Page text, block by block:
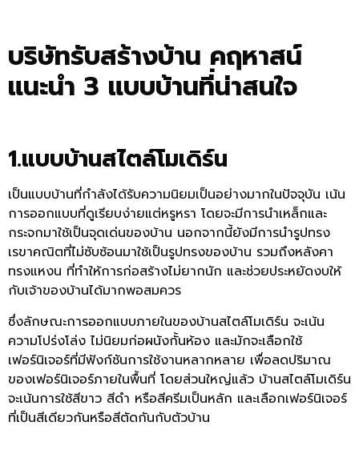
บริษัทรับสร้างบ้าน คฤหาสน์
แนะนำ 3 แบบบ้านที่น่าสนใจ
1.แบบบ้านสไตล์โมเดิร์น
เป็นแบบบ้านที่กำลังได้รับความนิยมเป็นอย่างมากในปัจจุบัน เน้น
การออกแบบที่ดูเรียบง่ายแต่หรูหรา โดยจะมีการนำเหล็กและ
กระจกมาใช้เป็นจุดเด่นของบ้าน นอกจากนี้ยังมีการนำรูปทรง
เรขาคณิตที่ไม่ซับซ้อนมาใช้เป็นรูปทรงของบ้าน รวมถึงหลังคา
ทรงแหงน ที่ทำให้การก่อสร้างไม่ยากนัก และช่วยประหยัดงบให้
กับเจ้าของบ้านได้มากพอสมควร
ซึ่งลักษณะการออกแบบภายในของบ้านสไตล์โมเดิร์น จะเน้น
ความโปร่งโล่ง ไม่นิยมก่อผนังกั้นห้อง และมักจะเลือกใช้
เฟอร์นิเจอร์ที่มีฟังก์ชันการใช้งานหลากหลาย เพื่อลดปริมาณ
ของเฟอร์นิเจอร์ภายในพื้นที่ โดยส่วนใหญ่แล้ว บ้านสไตล์โมเดิร์น
จะเน้นการใช้สีขาว สีดำ หรือสีครีมเป็นหลัก และเลือกเฟอร์นิเจอร์
ที่เป็นสีเดียวกันหรือสีตัดกันกับตัวบ้าน